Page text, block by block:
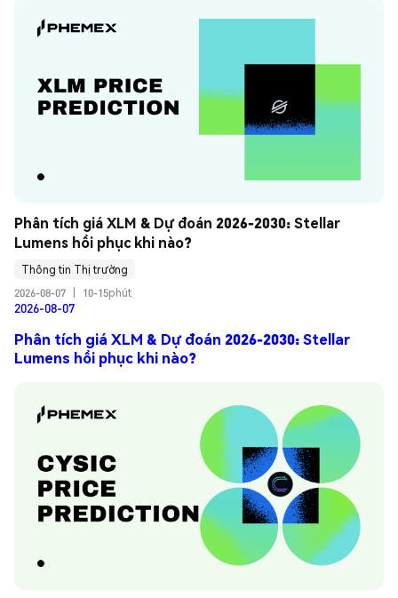
Phân tích giá XLM & Dự đoán 2026-2030: Stellar
Lumens hồi phục khi nào?
Thông tin Thị trường
2026-08-07
10-15phút
2026-08-07
Phân tích giá XLM & Dự đoán 2026-2030: Stellar
Lumens hồi phục khi nào?